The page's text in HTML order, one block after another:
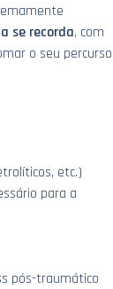
se recorda, com
o seu percurso
etc.)
para a
pós-traumático